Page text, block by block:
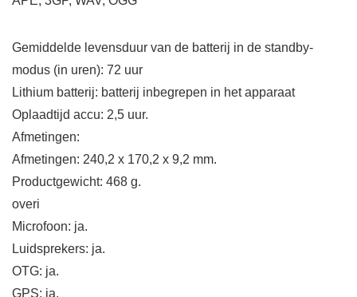
Gemiddelde levensduur van de batterij in de standby-
modus (in uren): 72 uur
Lithium batterij: batterij inbegrepen in het apparaat
Oplaadtijd accu: 2,5 uur.
Afmetingen:
Afmetingen: 240,2 x 170,2 x 9,2 mm.
Productgewicht: 468 g.
overi
Microfoon: ja.
Luidsprekers: ja.
OTG: ja.
GPS: ja.